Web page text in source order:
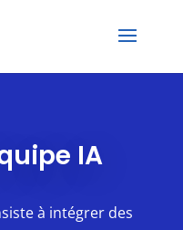
IA
à intégrer des